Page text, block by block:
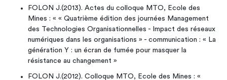
FOLON J.(2013). Actes du colloque MTO, Ecole des
Mines : « « Quatrième édition des journées Management
des Technologies Organisationnelles - Impact des réseaux
numériques dans les organisations » - communication : « La
génération Y : un écran de fumée pour masquer la
résistance au changement »
FOLON J.(2012). Colloque MTO, Ecole des Mines : «